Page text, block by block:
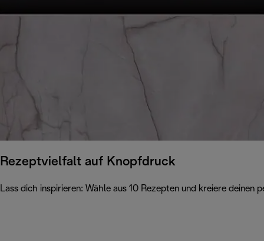
Rezeptvielfalt auf Knopfdruck
Lass dich inspirieren: Wähle aus 10 Rezepten und kreiere